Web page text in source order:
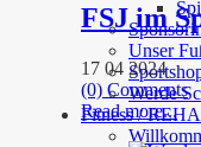
Unser
Werde
Fitness / REHA
FSJ im
17 04 2024
(0) Comments
Read more...